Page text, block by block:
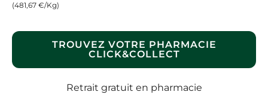
(481,67 €/Kg)
TROUVEZ VOTRE PHARMACIE
CLICK&COLLECT
Retrait gratuit en pharmacie